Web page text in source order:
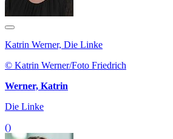
Katrin Werner, Die Linke
© Katrin Werner/Foto Friedrich
Werner, Katrin
Die Linke
()